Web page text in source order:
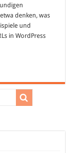
denken, was
und
in WordPress